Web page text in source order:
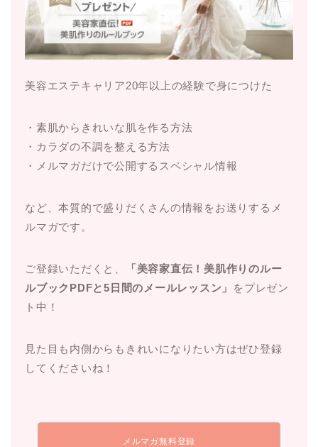
美容エステキャリア20年以上の経験で身につけた
・素肌からきれいな肌を作る方法
・カラダの不調を整える方法
・メルマガだけで公開するスペシャル情報
など、本質的で盛りだくさんの情報をお送りするメ
ルマガです。
ご登録いただくと、
「美容家直伝！美肌作りのルー
ルブックPDFと5日間のメールレッスン」
をプレゼン
ト中！
見た目も内側からもきれいになりたい方はぜひ登録
してくださいね！
メルマガ無料登録